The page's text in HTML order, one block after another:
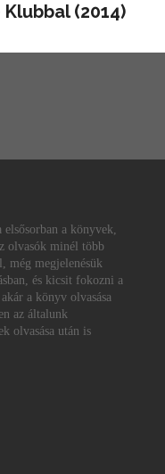
(2014)
a könyvek,
olvasók minél több
még megjelenésük
és kicsit fokozni a
a könyv olvasása
az általunk
olvasása után is